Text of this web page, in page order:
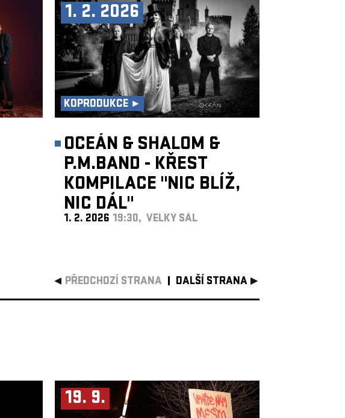
1. 2. 2026
KOPRODUKCE ►
OCEÁN & SHALOM &
P.M.BAND - KŘEST
KOMPILACE "NIC BLÍŽ,
NIC DÁL"
1. 2. 2026 19:30, VELKÝ SÁL
PŘEDCHOZÍ STRANA DALŠÍ STRANA
19. 9.